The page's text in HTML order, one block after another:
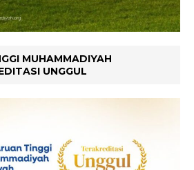
MUHAMMADIYAH
UNGGUL